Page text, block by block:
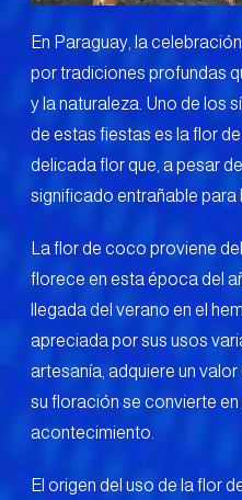
En Paraguay, la
por tradiciones profundas
y la naturaleza. Uno de los
de estas fiestas es la flor
delicada flor que, a pesar
significado entrañable para
La flor de coco proviene
florece en esta época del
llegada del verano en el
apreciada por sus usos
artesanía, adquiere un
su floración se convierte
acontecimiento.
El origen del uso de la flor